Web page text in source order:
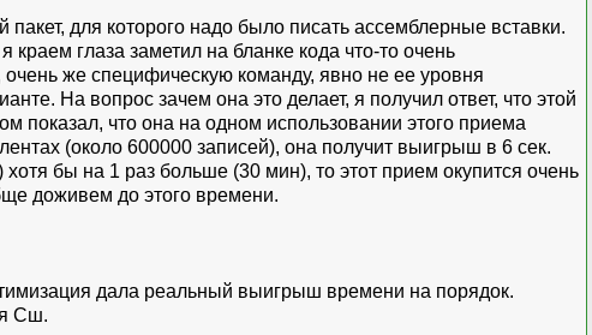
для которого надо было писать ассемблерные вставки.
глаза заметил на бланке кода что-то очень
очень же специфическую команду, явно не ее уровня
На вопрос зачем она это делает, я получил ответ, что этой
показал, что она на одном использовании этого приема
(около 600000 записей), она получит выигрыш в 6 сек.
бы на 1 раз больше (30 мин), то этот прием окупится очень
доживем до этого времени.
дала реальный выигрыш времени на порядок.
Сш.